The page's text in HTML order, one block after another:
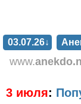
03.07.26↓
www.
3 июля: